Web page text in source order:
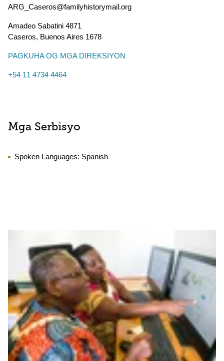
ARG_Caseros@familyhistorymail.org
Amadeo Sabatini 4871
Caseros, Buenos Aires 1678
PAGKUHA OG MGA DIREKSIYON
+54 11 4734 4464
Mga Serbisyo
Spoken Languages: Spanish